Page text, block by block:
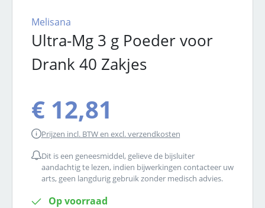
Ultra-Mg 3 g Poeder voor
Drank 40 Zakjes
Melisana
€ 12,81
Prijzen incl. BTW en excl. verzendkosten
Dit is een geneesmiddel, gelieve de bijsluiter
aandachtig te lezen, indien bijwerkingen contacteer uw
arts, geen langdurig gebruik zonder medisch advies.
Op voorraad